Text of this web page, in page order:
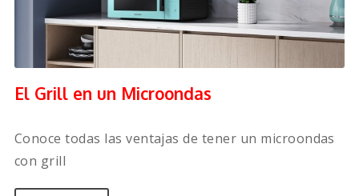
El Grill en un Microondas
Conoce todas las ventajas de tener un microondas
con grill